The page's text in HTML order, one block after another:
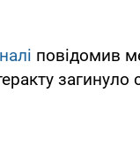
повідомив
загинуло